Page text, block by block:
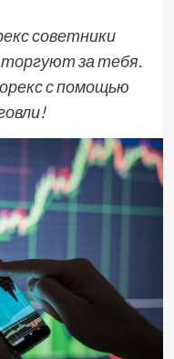
советники
за тебя.
с помощью